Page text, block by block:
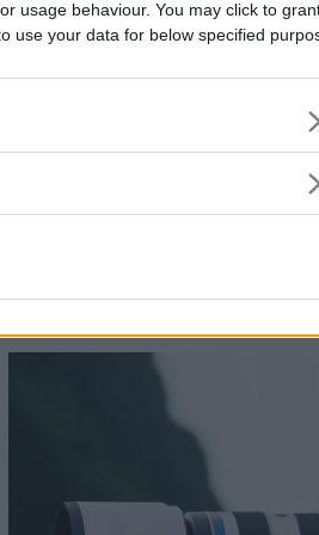
usage behaviour. You may click to
use your data for below specified
exakt likadan som den
1699 dollar, vilket